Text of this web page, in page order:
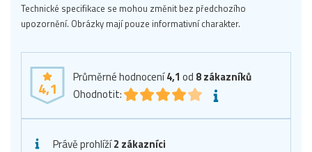
Technické specifikace se mohou změnit bez předchozího
upozornění. Obrázky mají pouze informativní charakter.
4,1
Průměrné hodnocení4,1 od 8zákazníků
Ohodnotit:
Právě prohlíží2 zákazníci